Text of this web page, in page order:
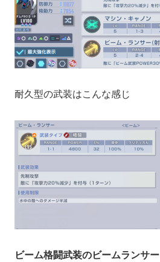
耐久型の武装はこんな感じ
ビーム格闘武装のビームランサー